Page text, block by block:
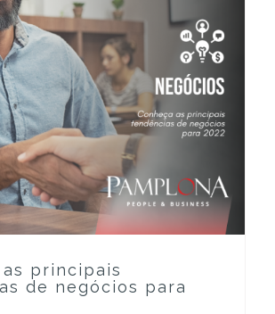
as principais
de negócios para